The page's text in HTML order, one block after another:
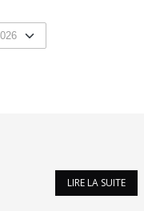
LIRE LA SUITE